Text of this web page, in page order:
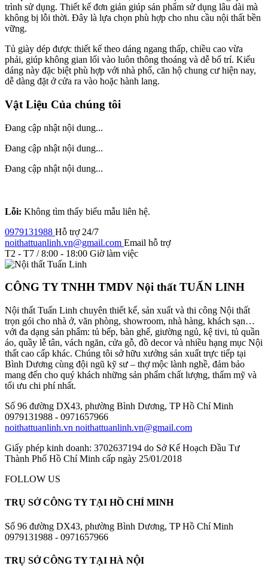
trình sử dụng. Thiết kế đơn giản giúp sản phẩm sử dụng lâu dài mà
không bị lỗi thời. Đây là lựa chọn phù hợp cho nhu cầu nội thất bền
vững.
Tủ giày dép được thiết kế theo dáng ngang thấp, chiều cao vừa
phải, giúp không gian lối vào luôn thông thoáng và dễ bố trí. Kiểu
dáng này đặc biệt phù hợp với nhà phố, căn hộ chung cư hiện nay,
dễ dàng đặt ở cửa ra vào hoặc hành lang.
Vật Liệu Của chúng tôi
Đang cập nhật nội dung...
Đang cập nhật nội dung...
Đang cập nhật nội dung...
Lỗi: Không tìm thấy biểu mẫu liên hệ.
0979131988 Hỗ trợ 24/7
noithattuanlinh.vn@gmail.com Email hỗ trợ
T2 - T7 / 8:00 - 18:00 Giờ làm việc
CÔNG TY TNHH TMDV Nội thất TUẤN LINH
Nội thất Tuấn Linh chuyên thiết kế, sản xuất và thi công Nội thất
trọn gói cho nhà ở, văn phòng, showroom, nhà hàng, khách sạn…
với đa dạng sản phẩm: tủ bếp, bàn ghế, giường ngủ, kệ tivi, tủ quần
áo, quầy lễ tân, vách ngăn, cửa gỗ, đồ decor và nhiều hạng mục Nội
thất cao cấp khác. Chúng tôi sở hữu xưởng sản xuất trực tiếp tại
Bình Dương cùng đội ngũ kỹ sư – thợ mộc lành nghề, đảm bảo
mang đến cho quý khách những sản phẩm chất lượng, thẩm mỹ và
tối ưu chi phí nhất.
Số 96 đường DX43, phường Bình Dương, TP Hồ Chí Minh
0979131988 - 0971657966
noithattuanlinh.vn noithattuanlinh.vn@gmail.com
Giấy phép kinh doanh: 3702637194 do Sở Kế Hoạch Đầu Tư
Thành Phố Hồ Chí Minh cấp ngày 25/01/2018
FOLLOW US
TRỤ SỞ CÔNG TY TẠI HỒ CHÍ MINH
Số 96 đường DX43, phường Bình Dương, TP Hồ Chí Minh
0979131988 - 0971657966
TRỤ SỞ CÔNG TY TẠI HÀ NỘI